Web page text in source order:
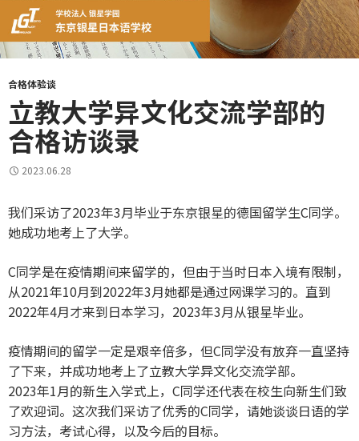
合格体验谈
立教大学异文化交流学部的
合格访谈录
2023.06.28
我们采访了2023年3月毕业于东京银星的德国留学生C同学。
她成功地考上了大学。
C同学是在疫情期间来留学的，但由于当时日本入境有限制，
从2021年10月到2022年3月她都是通过网课学习的。直到
2022年4月才来到日本学习，2023年3月从银星毕业。
疫情期间的留学一定是艰辛倍多，但C同学没有放弃一直坚持
了下来，并成功地考上了立教大学异文化交流学部。
2023年1月的新生入学式上，C同学还代表在校生向新生们致
了欢迎词。这次我们采访了优秀的C同学，请她谈谈日语的学
习方法，考试心得，以及今后的目标。